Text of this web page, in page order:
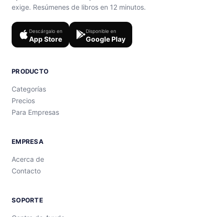
exige. Resúmenes de libros en 12 minutos.
Descárgalo en
App Store
Disponible en
Google Play
PRODUCTO
Categorías
Precios
Para Empresas
EMPRESA
Acerca de
Contacto
SOPORTE